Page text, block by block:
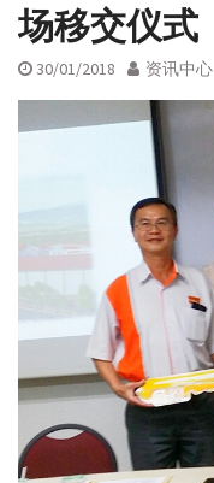
场移交仪式
30/01/2018 资讯中心